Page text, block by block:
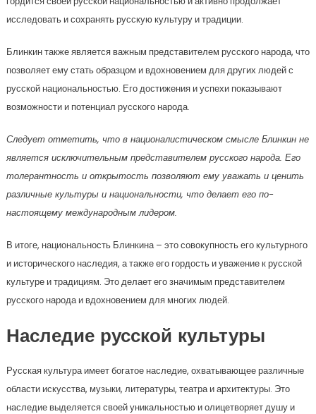
исследовать и сохранять русскую культуру и традиции.
Блинкин также является важным представителем русского народа, что
позволяет ему стать образцом и вдохновением для других людей с
русской национальностью. Его достижения и успехи показывают
возможности и потенциал русского народа.
Следует отметить, что в националистическом смысле Блинкин не
является исключительным представителем русского народа. Его
толерантность и открытость позволяют ему уважать и ценить
различные культуры и национальности, что делает его по-
настоящему международным лидером.
В итоге, национальность Блинкина – это совокупность его культурного
и исторического наследия, а также его гордость и уважение к русской
культуре и традициям. Это делает его значимым представителем
русского народа и вдохновением для многих людей.
Наследие русской культуры
Русская культура имеет богатое наследие, охватывающее различные
области искусства, музыки, литературы, театра и архитектуры. Это
наследие выделяется своей уникальностью и олицетворяет душу и